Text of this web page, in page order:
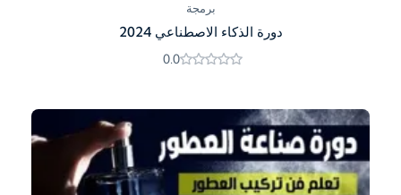
برمجة
دورة الذكاء الاصطناعي 2024
0.0